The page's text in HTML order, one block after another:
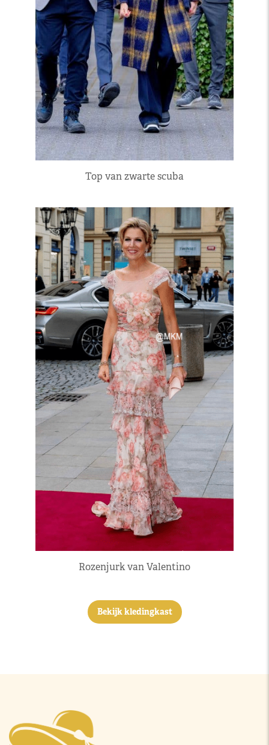
Top van zwarte scuba
Rozenjurk van Valentino
Bekijk kledingkast